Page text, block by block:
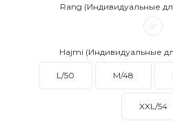
Rang (Индивидуальные
Hajmi (Индивидуальные
L/50 M/48
XXL/54